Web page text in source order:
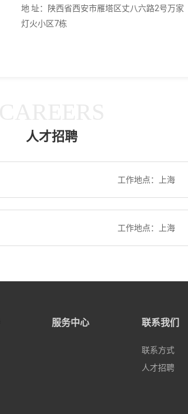
地 址：陕西省西安市雁塔区丈八六路2号万家
灯火小区7栋
人才招聘
工作地点：上海
工作地点：上海
服务中心 联系我们
联系方式
人才招聘